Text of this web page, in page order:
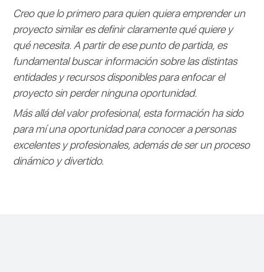
Creo que lo primero para quien quiera emprender un
proyecto similar es definir claramente qué quiere y
qué necesita. A partir de ese punto de partida, es
fundamental buscar información sobre las distintas
entidades y recursos disponibles para enfocar el
proyecto sin perder ninguna oportunidad.
Más allá del valor profesional, esta formación ha sido
para mí una oportunidad para conocer a personas
excelentes y profesionales, además de ser un proceso
dinámico y divertido.